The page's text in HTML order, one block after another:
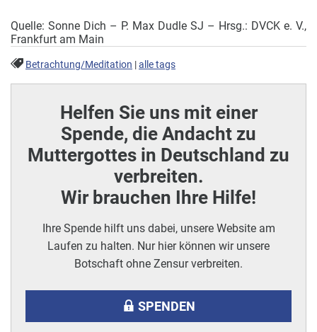
Quelle: Sonne Dich – P. Max Dudle SJ – Hrsg.: DVCK e. V.,
Frankfurt am Main
Betrachtung/Meditation |alle tags
Helfen Sie uns mit einer
Spende, die Andacht zu
Muttergottes in Deutschland zu
verbreiten.
Wir brauchen Ihre Hilfe!
Ihre Spende hilft uns dabei, unsere Website am
Laufen zu halten. Nur hier können wir unsere
Botschaft ohne Zensur verbreiten.
SPENDEN